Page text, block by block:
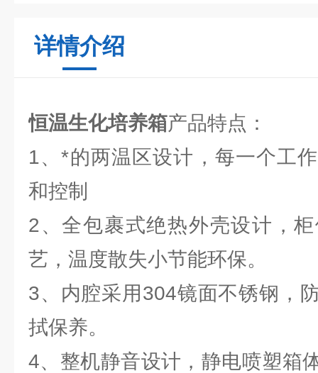
详情介绍
恒温生化培养箱产品特点：
1、*的两温区设计，每一个工
和控制
2、全包裹式绝热外壳设计，
艺，温度散失小节能环保。
3、内腔采用304镜面不锈钢，
拭保养。
4、整机静音设计，静电喷塑箱